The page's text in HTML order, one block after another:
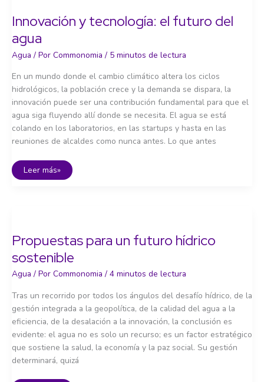
Innovación y tecnología: el futuro del
agua
Agua / Por Commonomia / 5 minutos de lectura
En un mundo donde el cambio climático altera los ciclos
hidrológicos, la población crece y la demanda se dispara, la
innovación puede ser una contribución fundamental para que el
agua siga fluyendo allí donde se necesita. El agua se está
colando en los laboratorios, en las startups y hasta en las
reuniones de alcaldes como nunca antes. Lo que antes
Innovación
y
Leer más»
Propuestas para un futuro hídrico
sostenible
Agua / Por Commonomia / 4 minutos de lectura
Tras un recorrido por todos los ángulos del desafío hídrico, de la
gestión integrada a la geopolítica, de la calidad del agua a la
eficiencia, de la desalación a la innovación, la conclusión es
evidente: el agua no es solo un recurso; es un factor estratégico
que sostiene la salud, la economía y la paz social. Su gestión
determinará, quizá